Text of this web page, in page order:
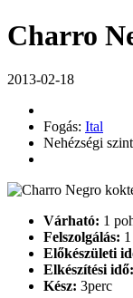
Charro
2013-02-18
Fogás: Ital
Nehézségi
Várható: 1
Felszolgálás:
Előkészületi
Elkészítési idő:
Kész: 3perc